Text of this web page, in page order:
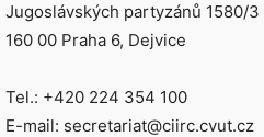
Jugoslávských partyzánů 1580/3
160 00 Praha 6, Dejvice
Tel.: +420 224 354 100
E-mail: secretariat@ciirc.cvut.cz